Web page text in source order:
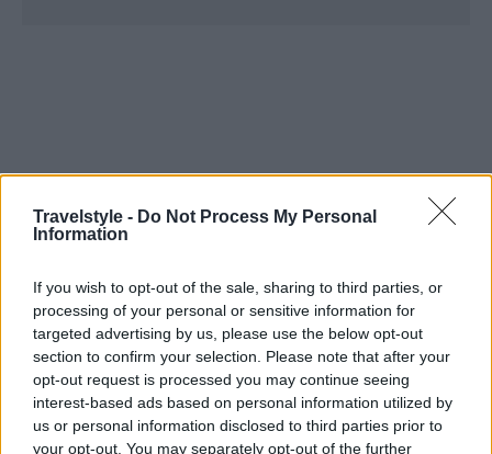
Travelstyle - Do Not Process My Personal
Information
If you wish to opt-out of the sale, sharing to third parties, or
processing of your personal or sensitive information for
targeted advertising by us, please use the below opt-out
section to confirm your selection. Please note that after your
opt-out request is processed you may continue seeing
interest-based ads based on personal information utilized by
us or personal information disclosed to third parties prior to
your opt-out. You may separately opt-out of the further